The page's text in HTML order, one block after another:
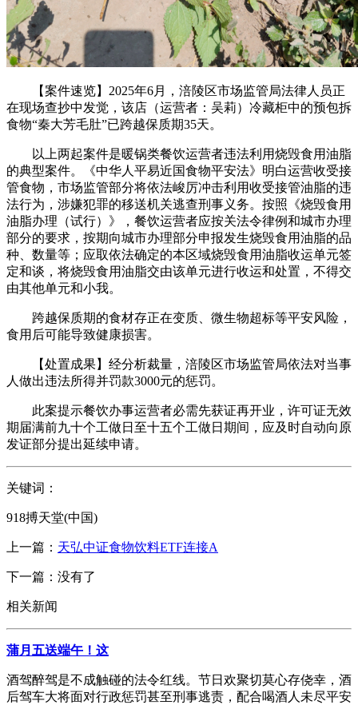
【案件速览】2025年6月，涪陵区市场监管局法律人员正
在现场查抄中发觉，该店（运营者：吴莉）冷藏柜中的预包拆
食物“秦大芳毛肚”已跨越保质期35天。
以上两起案件是暖锅类餐饮运营者违法利用烧毁食用油脂
的典型案件。《中华人平易近国食物平安法》明白运营收受接
管食物，市场监管部分将依法峻厉冲击利用收受接管油脂的违
法行为，涉嫌犯罪的移送机关逃查刑事义务。按照《烧毁食用
油脂办理（试行）》，餐饮运营者应按关法令律例和城市办理
部分的要求，按期向城市办理部分申报发生烧毁食用油脂的品
种、数量等；应取依法确定的本区域烧毁食用油脂收运单元签
定和谈，将烧毁食用油脂交由该单元进行收运和处置，不得交
由其他单元和小我。
跨越保质期的食材存正在变质、微生物超标等平安风险，
食用后可能导致健康损害。
【处置成果】经分析裁量，涪陵区市场监管局依法对当事
人做出违法所得并罚款3000元的惩罚。
此案提示餐饮办事运营者必需先获证再开业，许可证无效
期届满前九十个工做日至十五个工做日期间，应及时自动向原
发证部分提出延续申请。
关键词：
918搏天堂(中国)
上一篇： 天弘中证食物饮料ETF连接A
下一篇：没有了
相关新闻
蒲月五送端午！这
酒驾醉驾是不成触碰的法令红线。节日欢聚切莫心存侥幸，酒
后驾车大将面对行政惩罚甚至刑事逃责，配合喝酒人未尽平安